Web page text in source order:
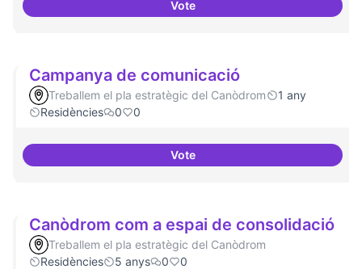
VoteBeques de recerca per
Campanya de comunicació
Treballem el pla estratègic del Canòdrom
1 any
Residències
0 0
VoteCampanya de comunicació
Canòdrom com a espai de consolidació
Treballem el pla estratègic del Canòdrom
Residències
5 anys 0 0